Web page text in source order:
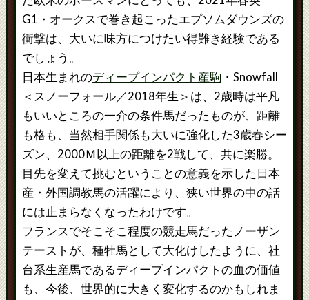
G1・オークスで巻き起こったエプソムダウンズの
衝撃は、大いに味方につけたい得難き経験である
でしょう。
日本生まれのディープインパクト産駒 ・Snowfall
＜スノーフォール／2018年生＞は、2歳時は平凡
もいいところの一介の条件馬だったものが、距離
も格も、当然相手関係も大いに強化した3歳春シー
ズン、2000Ｍ以上の距離を2戦して、共に楽勝。
目先を変えて挑むということの意義を示した日本
産・外国調教馬の活躍により、狭い世界の中の話
には止まらなくなったわけです。
フランスでそこそこ程度の競走馬だったノーザン
テーストが、種牡馬として大化けしたように、社
台系生産馬であるディープインパクトの血の価値
も、今後、世界的に大きく変化するのかもしれま